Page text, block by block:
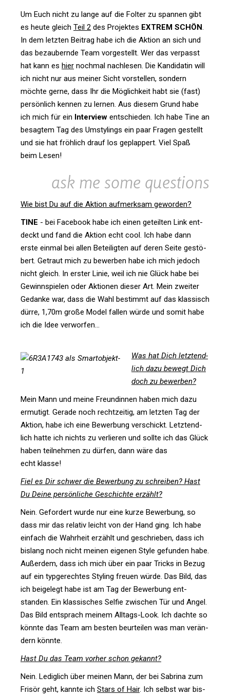
Um Euch nicht zu lange auf die Folter zu spannen gibt
es heute gleich Teil 2 des Pro­jektes EXTREM SCHÖN.
In dem letzten Bei­trag habe ich die Aktion an sich und
das bezau­bernde Team vor­ge­stellt. Wer das ver­passt
hat kann es hier nochmal nach­lesen. Die Kan­di­datin will
ich nicht nur aus meiner Sicht vor­stellen, son­dern
möchte gerne, dass Ihr die Mög­lich­keit habt sie (fast)
per­sön­lich kennen zu lernen. Aus diesem Grund habe
ich mich für ein Inter­view ent­schieden. Ich habe Tine an
besagtem Tag des Umsty­lings ein paar Fragen gestellt
und sie hat fröh­lich drauf los geplap­pert. Viel Spaß
beim Lesen!
ask me some questions
Wie bist Du auf die Aktion auf­merksam geworden?
TINE - bei Face­book habe ich einen geteilten Link ent­
deckt und fand die Aktion echt cool. Ich habe dann
erste einmal bei allen Betei­ligten auf deren Seite gestö­
bert. Getraut mich zu bewerben habe ich mich jedoch
nicht gleich. In erster Linie, weil ich nie Glück habe bei
Gewinn­spielen oder Aktionen dieser Art. Mein zweiter
Gedanke war, dass die Wahl bestimmt auf das klas­sisch
dürre, 1,70m große Model fallen würde und somit habe
ich die Idee verworfen…
Was hat Dich letzt­end­
lich dazu bewegt Dich
doch zu bewerben?
Mein Mann und meine Freun­dinnen haben mich dazu
ermu­tigt. Gerade noch recht­zeitig, am letzten Tag der
Aktion, habe ich eine Bewer­bung ver­schickt. Letzt­end­
lich hatte ich nichts zu ver­lieren und sollte ich das Glück
haben teil­nehmen zu dürfen, dann wäre das
echt klasse!
Fiel es Dir schwer die Bewer­bung zu schreiben? Hast
Du Deine per­sön­liche Geschichte erzählt?
Nein. Gefor­dert wurde nur eine kurze Bewer­bung, so
dass mir das relativ leicht von der Hand ging. Ich habe
ein­fach die Wahr­heit erzählt und geschrieben, dass ich
bis­lang noch nicht meinen eigenen Style gefunden habe.
Außerdem, dass ich mich über ein paar Tricks in Bezug
auf ein typ­ge­rechtes Sty­ling freuen würde. Das Bild, das
ich bei­gelegt habe ist am Tag der Bewer­bung ent­
standen. Ein klas­si­sches Selfie zwi­schen Tür und Angel.
Das Bild ent­sprach meinem All­tags-Look. Ich dachte so
könnte das Team am besten beur­teilen was man ver­än­
dern könnte.
Hast Du das Team vorher schon gekannt?
Nein. Ledig­lich über meinen Mann, der bei Sabrina zum
Frisör geht, kannte ich Stars of Hair. Ich selbst war bis­